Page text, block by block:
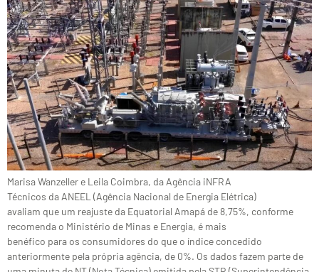
Marisa Wanzeller e Leila Coimbra, da Agência iNFRA
Técnicos da ANEEL (Agência Nacional de Energia Elétrica)
avaliam que um reajuste da Equatorial Amapá de 8,75%, conforme
recomenda o Ministério de Minas e Energia, é mais
benéfico para os consumidores do que o índice concedido
anteriormente pela própria agência, de 0%. Os dados fazem parte de